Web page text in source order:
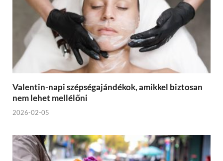
Valentin-napi szépségajándékok, amikkel biztosan
nem lehet mellélőni
2026-02-05